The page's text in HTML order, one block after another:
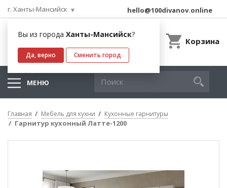
г. Ханты-Мансийск
Вы из города Ханты-Мансийск?
Да, верно Сменить город
hello@100divanov.online
Корзина
МЕНЮ
Главная Мебель для кухни Кухонные гарнитуры
Гарнитур кухонный Латте-1200